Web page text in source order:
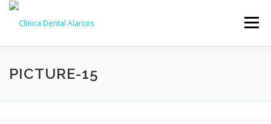
Saltar
contenido
Menú
NOSOTROS TRATAMIENTOS
PICTURE-15